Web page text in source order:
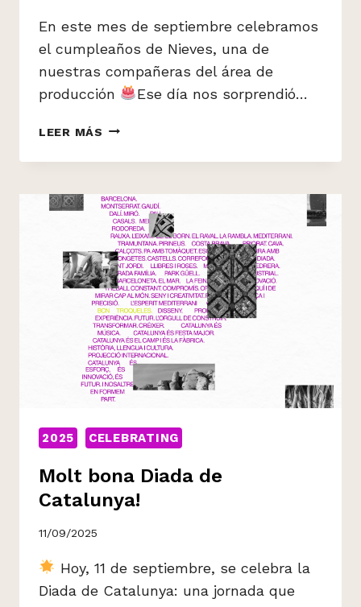
En este mes de septiembre celebramos
el cumpleaños de Nieves, una de
nuestras compañeras del área de
producción
Ese día nos sorprendió…
LEER MÁS CONOCE
NIEVES
#EQUIPOBCN
2025 CELEBRATING
Molt bona Diada de
Catalunya!
11/09/2025
Hoy, 11 de septiembre, se celebra la
Diada de Catalunya: una jornada que